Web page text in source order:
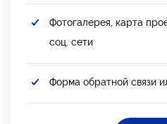
Фотогалерея, карта
соц. сети
Форма обратной связи